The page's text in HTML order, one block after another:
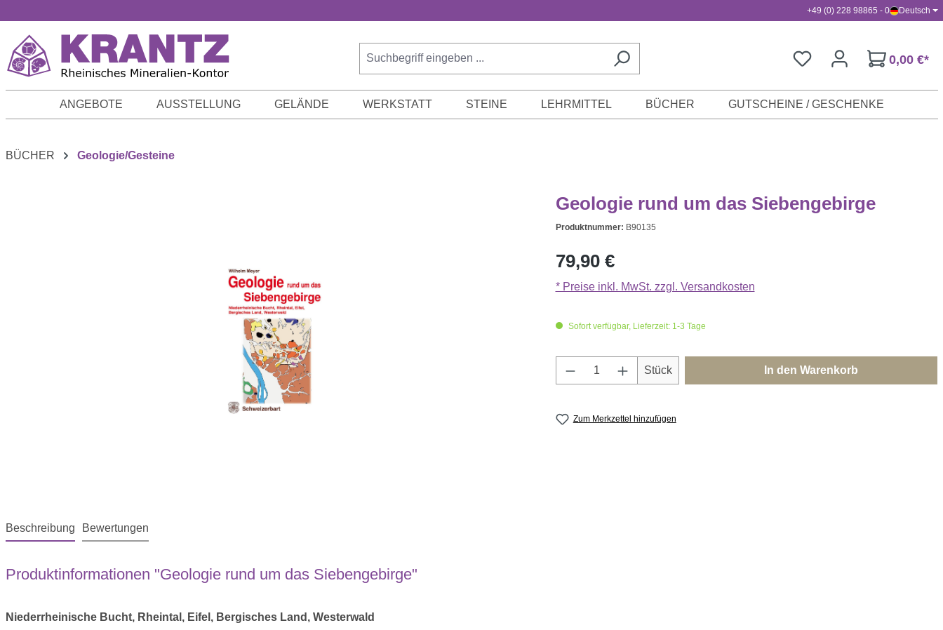
+49 (0) 228 98865 - 0 Deutsch
0,00 €*
ANGEBOTE AUSSTELLUNG GELÄNDE WERKSTATT STEINE LEHRMITTEL BÜCHER GUTSCHEINE / GESCHENKE
BÜCHER Geologie/Gesteine
Geologie rund um das Siebengebirge
Produktnummer: B90135
Regulärer Preis:
79,90 €
* Preise inkl. MwSt. zzgl. Versandkosten
Sofort verfügbar, Lieferzeit: 1-3 Tage
Produkt Anzahl: Gib den gewünschten Wert ein
Stück In den Warenkorb
Zum Merkzettel hinzufügen
Beschreibung Bewertungen
Produktinformationen "Geologie rund um das Siebengebirge"
Niederrheinische Bucht, Rheintal, Eifel, Bergisches Land, Westerwald